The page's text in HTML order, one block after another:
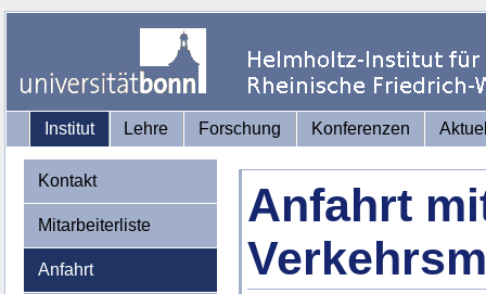
Institut Lehre Forschung Konferenzen
Kontakt
Mitarbeiterliste
Anfahrt
Anfahrt